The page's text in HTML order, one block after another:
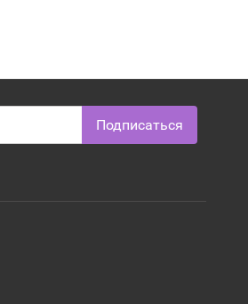
Подписаться